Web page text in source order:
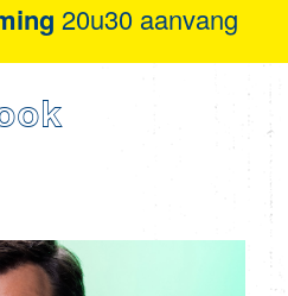
20u30 aanvang